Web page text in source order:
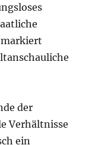
markiert
der
Verhältnisse
ein